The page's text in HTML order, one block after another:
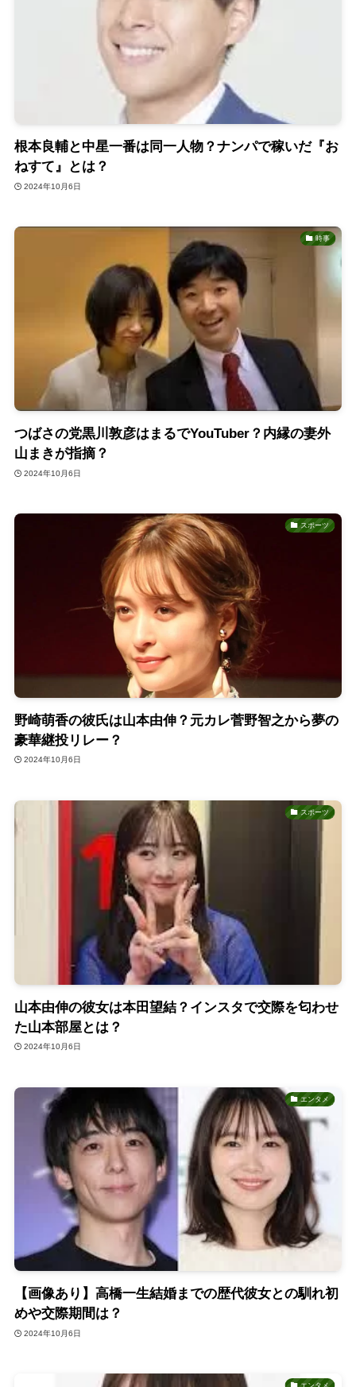
根本良輔と中星一番は同一人物？ナンパで稼いだ『お
ねすて』とは？
2024年10月6日
時事
つばさの党黒川敦彦はまるでYouTuber？内縁の妻外
山まきが指摘？
2024年10月6日
スポーツ
野崎萌香の彼氏は山本由伸？元カレ菅野智之から夢の
豪華継投リレー？
2024年10月6日
スポーツ
山本由伸の彼女は本田望結？インスタで交際を匂わせ
た山本部屋とは？
2024年10月6日
エンタメ
【画像あり】高橋一生結婚までの歴代彼女との馴れ初
めや交際期間は？
2024年10月6日
エンタメ